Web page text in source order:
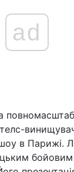
Війна
Політика
ad
в Парижі.
бойовим